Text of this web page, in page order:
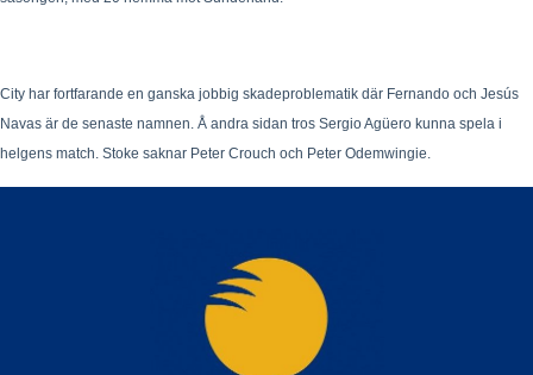
City har fortfarande en ganska jobbig skadeproblematik där Fernando och Jesús
Navas är de senaste namnen. Å andra sidan tros Sergio Agüero kunna spela i
helgens match. Stoke saknar Peter Crouch och Peter Odemwingie.